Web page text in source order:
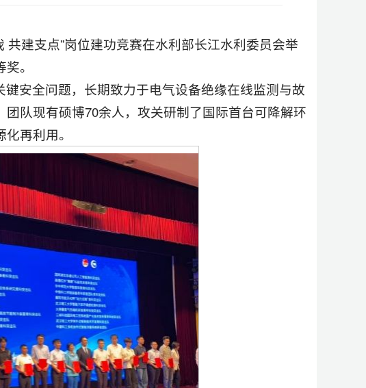
建支点”岗位建功竞赛在水利部长江水利委员会举
。
安全问题，长期致力于电气设备绝缘在线监测与故
队现有硕博70余人，攻关研制了国际首台可降解环
再利用。